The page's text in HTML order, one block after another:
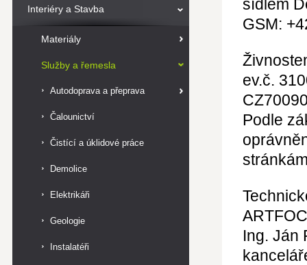
Interiéry a Stavba
Materiály
Služby a řemesla
Autodoprava a přeprava
Čalounictví
Čistící a úklidové práce
Demolice
Elektrikáři
Geologie
Instalatéři
sídlem
GSM:
ev.č.
Podle
Ing. Ján